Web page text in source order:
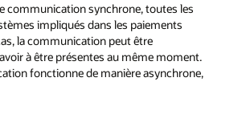
communication synchrone, toutes les
impliqués dans les paiements
la communication peut être
à être présentes au même moment.
fonctionne de manière asynchrone,